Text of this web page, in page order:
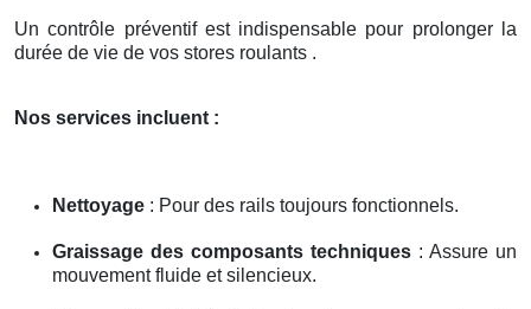
Un contrôle préventif est indispensable pour prolonger la
durée de vie de vos stores roulants .
Nos services incluent :
Nettoyage : Pour des rails toujours fonctionnels.
Graissage des composants techniques : Assure un
mouvement fluide et silencieux.